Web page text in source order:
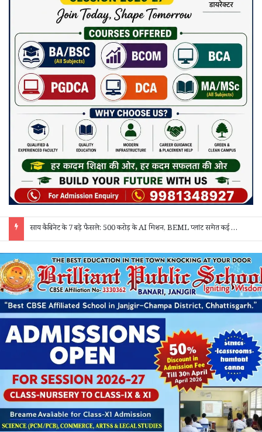
साय कैबिनेट के 7 बड़े फैसले: 500 करोड़ के AI मिशन, BEML प्लांट समेत कई अहम प्रस्तावों को मंजूरी